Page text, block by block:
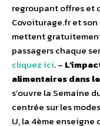
regroupant offres et
Covoiturage.fr et
mettent
passagers chaque
cliquez ici. –
alimentaires dans
s’ouvre la Semaine
centrée sur les
U, la 4ème